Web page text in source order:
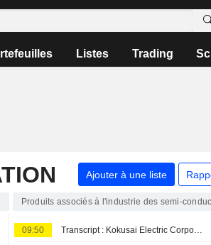
Listes Trading
Ajouter à une liste
Produits associés à l'industrie des semi-
09:50 Transcript : Kokusai Electric Corporation, Q1 2027 Earnings Call, Aug 06, 2026